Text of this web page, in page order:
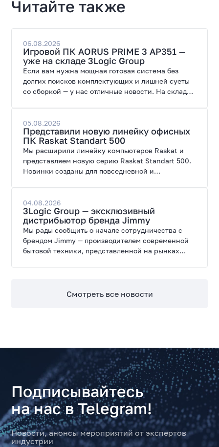
Читайте также
06.08.2026
Игровой ПК AORUS PRIME 3 AP351 —
уже на складе 3Logic Group
Если вам нужна мощная готовая система без
долгих поисков комплектующих и лишней суеты
со сборкой — у нас отличные новости. На склад
современных игр и работы с нейросетями.
05.08.2026
Представили новую линейку офисных
ПК Raskat Standart 500
Мы расширили линейку компьютеров Raskat и
представляем новую серию Raskat Standart 500.
Новинки созданы для повседневной и
широкие возможности модернизации.
04.08.2026
3Logic Group — эксклюзивный
дистрибьютор бренда Jimmy
Мы рады сообщить о начале сотрудничества с
брендом Jimmy — производителем современной
бытовой техники, представленной на рынках
Смотреть все новости
Подписывайтесь
на нас в Telegram!
Новости, анонсы мероприятий от экспертов
индустрии